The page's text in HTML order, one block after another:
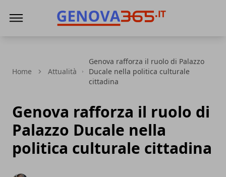
Home Attualità
Genova rafforza il ruolo di Palazzo
Ducale nella politica culturale
cittadina
Genova rafforza il ruolo di
Palazzo Ducale nella
politica culturale cittadina